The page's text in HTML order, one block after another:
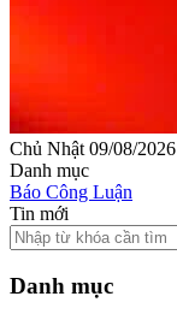
Chủ Nhật 09/08/2026
Danh mục
Báo Công Luận
Tin mới
Danh mục